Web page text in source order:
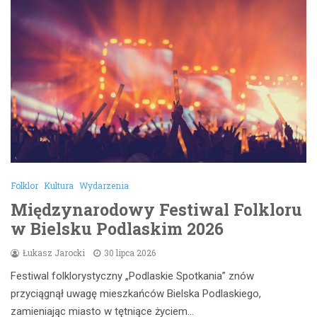
Folklor Kultura Wydarzenia
Międzynarodowy Festiwal Folkloru
w Bielsku Podlaskim 2026
Łukasz Jarocki 30 lipca 2026
Festiwal folklorystyczny „Podlaskie Spotkania” znów
przyciągnął uwagę mieszkańców Bielska Podlaskiego,
zamieniając miasto w tętniące życiem…